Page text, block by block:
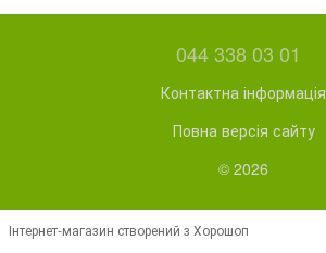
044 338 03 01
Контактна інформація
Повна версія сайту
© 2026
Інтернет-магазин створений з Хорошоп